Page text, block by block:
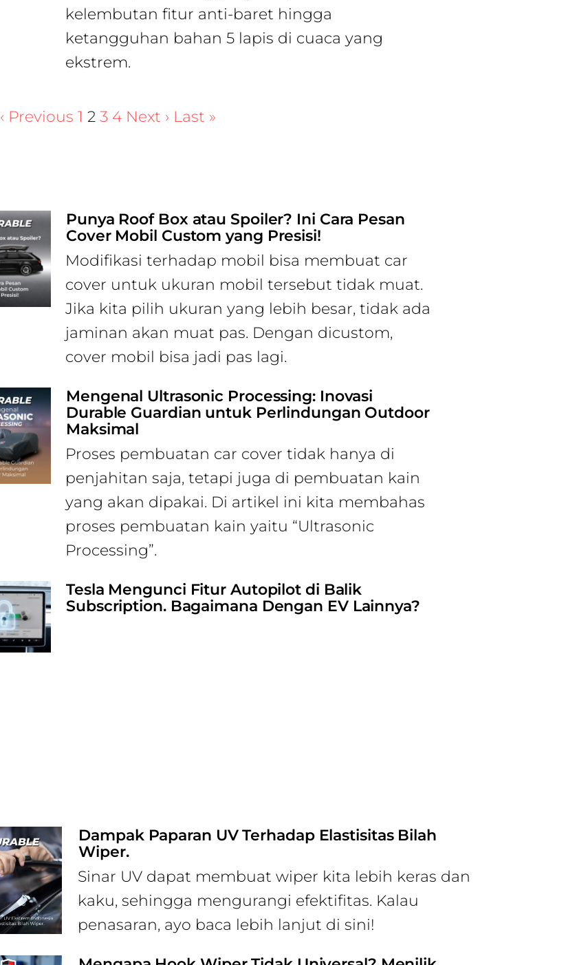
kelembutan fitur anti-baret hingga
ketangguhan bahan 5 lapis di cuaca yang
ekstrem.
‹ Previous 1 2 3 4 Next › Last »
Punya Roof Box atau Spoiler? Ini Cara Pesan
Cover Mobil Custom yang Presisi!
Modifikasi terhadap mobil bisa membuat car
cover untuk ukuran mobil tersebut tidak muat.
Jika kita pilih ukuran yang lebih besar, tidak ada
jaminan akan muat pas. Dengan dicustom,
cover mobil bisa jadi pas lagi.
Mengenal Ultrasonic Processing: Inovasi
Durable Guardian untuk Perlindungan Outdoor
Maksimal
Proses pembuatan car cover tidak hanya di
penjahitan saja, tetapi juga di pembuatan kain
yang akan dipakai. Di artikel ini kita membahas
proses pembuatan kain yaitu “Ultrasonic
Processing”.
Tesla Mengunci Fitur Autopilot di Balik
Subscription. Bagaimana Dengan EV Lainnya?
Dampak Paparan UV Terhadap Elastisitas Bilah
Wiper.
Sinar UV dapat membuat wiper kita lebih keras dan
kaku, sehingga mengurangi efektifitas. Kalau
penasaran, ayo baca lebih lanjut di sini!